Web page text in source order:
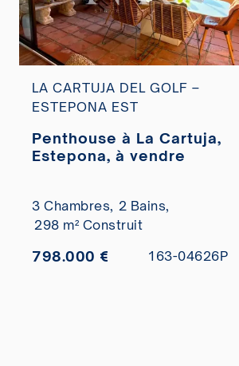
LA CARTUJA DEL GOLF –
ESTEPONA EST
Penthouse à La Cartuja,
Estepona, à vendre
3 Chambres, 2 Bains,
298 m² Construit
798.000 € 163-04626P